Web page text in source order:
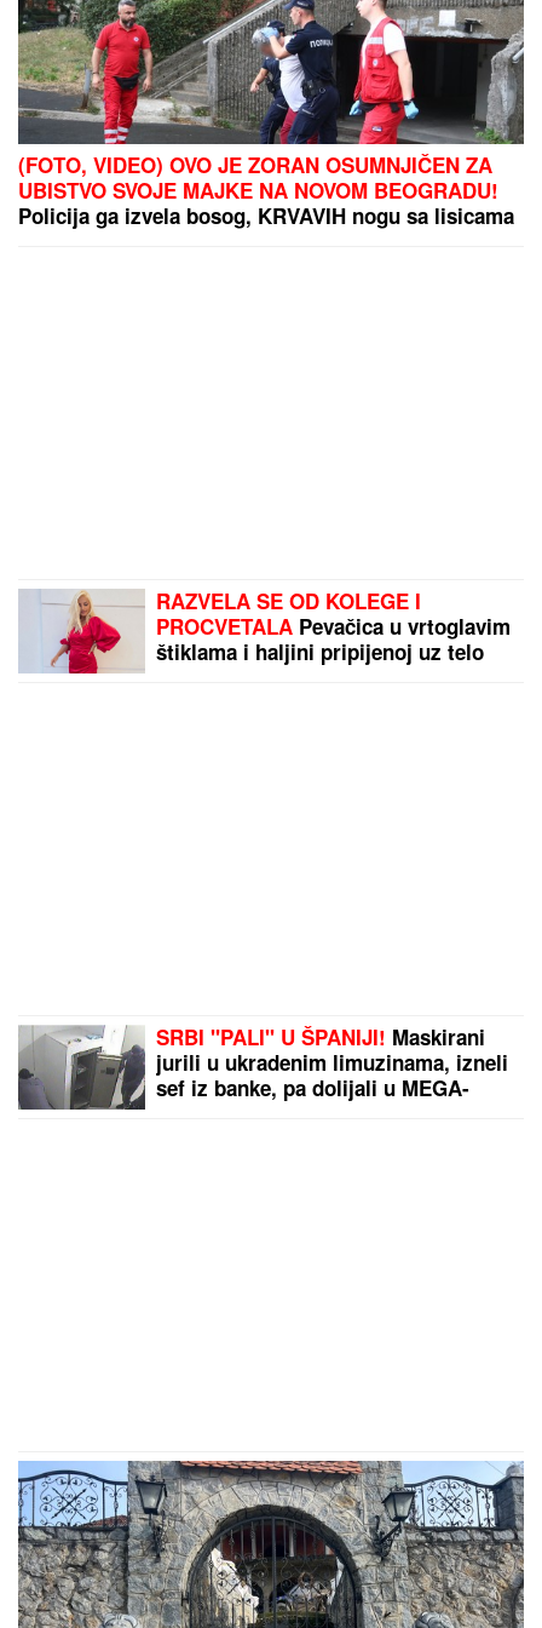
(FOTO, VIDEO) OVO JE ZORAN OSUMNJIČEN ZA
UBISTVO SVOJE MAJKE NA NOVOM BEOGRADU!
Policija ga izvela bosog, KRVAVIH nogu sa lisicama
RAZVELA SE OD KOLEGE I
PROCVETALA Pevačica u vrtoglavim
štiklama i haljini pripijenoj uz telo
SRBI "PALI" U ŠPANIJI! Maskirani
jurili u ukradenim limuzinama, izneli
sef iz banke, pa dolijali u MEGA-